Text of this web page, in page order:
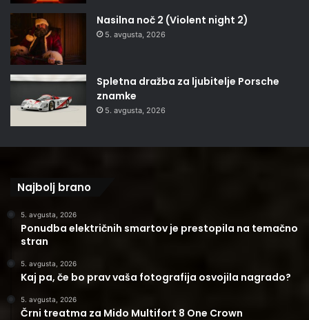
Nasilna noč 2 (Violent night 2)
5. avgusta, 2026
Spletna dražba za ljubitelje Porsche
znamke
5. avgusta, 2026
Najbolj brano
5. avgusta, 2026
Ponudba električnih smartov je prestopila na temačno
stran
5. avgusta, 2026
Kaj pa, če bo prav vaša fotografija osvojila nagrado?
5. avgusta, 2026
Črni treatma za Mido Multifort 8 One Crown